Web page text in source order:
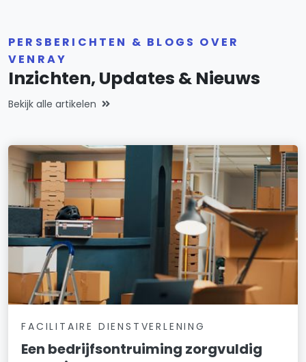
PERSBERICHTEN & BLOGS OVER
VENRAY
Inzichten, Updates & Nieuws
Bekijk alle artikelen
FACILITAIRE DIENSTVERLENING
Een bedrijfsontruiming zorgvuldig